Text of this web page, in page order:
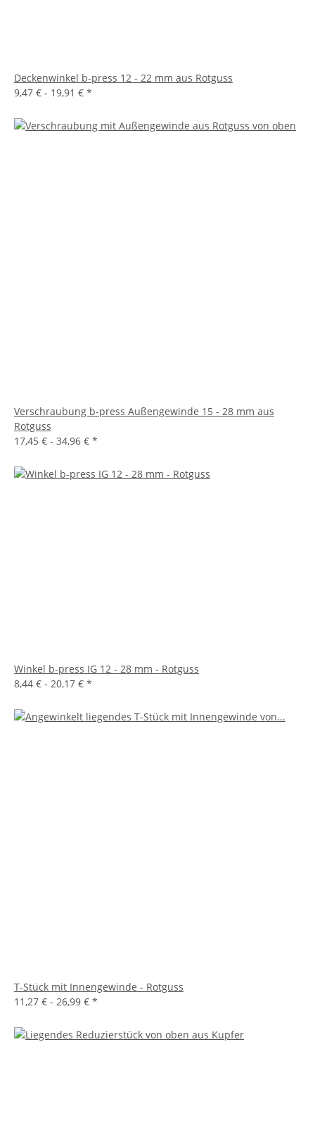
Deckenwinkel b-press 12 - 22 mm aus Rotguss
9,47 € - 19,91 € *
Verschraubung b-press Außengewinde 15 - 28 mm aus
Rotguss
17,45 € - 34,96 € *
Winkel b-press IG 12 - 28 mm - Rotguss
8,44 € - 20,17 € *
T-Stück mit Innengewinde - Rotguss
11,27 € - 26,99 € *